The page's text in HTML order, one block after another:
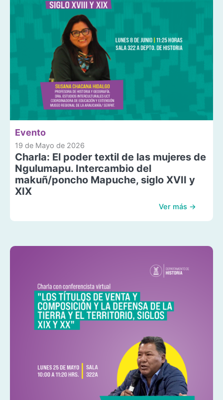
Evento
19 de Mayo de 2026
Charla: El poder textil de las mujeres de
Ngulumapu. Intercambio del
makuñ/poncho Mapuche, siglo XVII y
XIX
Ver más →